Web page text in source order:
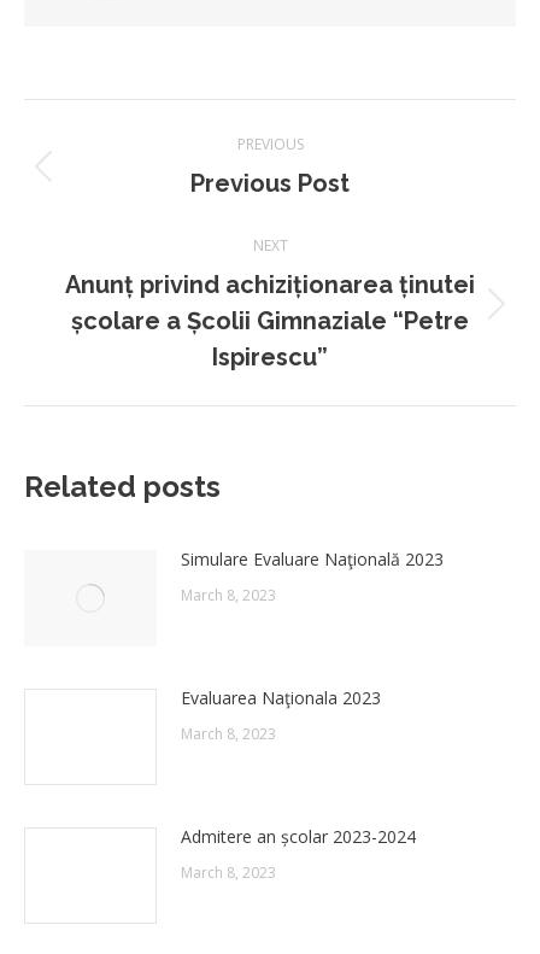
navigation
PREVIOUS
Previous
Previous Post
NEXT
Next
post:
Anunț privind achiziționarea ținutei
școlare a Școlii Gimnaziale “Petre
Ispirescu”
Related posts
Simulare Evaluare Naţională 2023
March 8, 2023
Evaluarea Naţionala 2023
March 8, 2023
Admitere an școlar 2023-2024
March 8, 2023